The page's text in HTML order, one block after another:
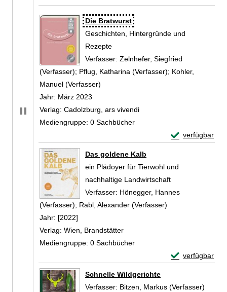
Suchergebnis
Zu den Suchfiltern springen
Die Bratwurst
Geschichten, Hintergründe und
Rezepte
Verfasser: Zelnhefer, Siegfried
(Verfasser); Pflug, Katharina (Verfasser); Kohler,
Manuel (Verfasser)
Jahr: März 2023
Verlag: Cadolzburg, ars vivendi
Mediengruppe: 0 Sachbücher
verfügbar
Exemplar-
Das goldene Kalb
ein Plädoyer für Tierwohl und
nachhaltige Landwirtschaft
Verfasser: Hönegger, Hannes
(Verfasser); Rabl, Alexander (Verfasser)
Jahr: [2022]
Verlag: Wien, Brandstätter
Mediengruppe: 0 Sachbücher
verfügbar
Exemplar-
Schnelle Wildgerichte
Verfasser: Bitzen, Markus (Verfasser)